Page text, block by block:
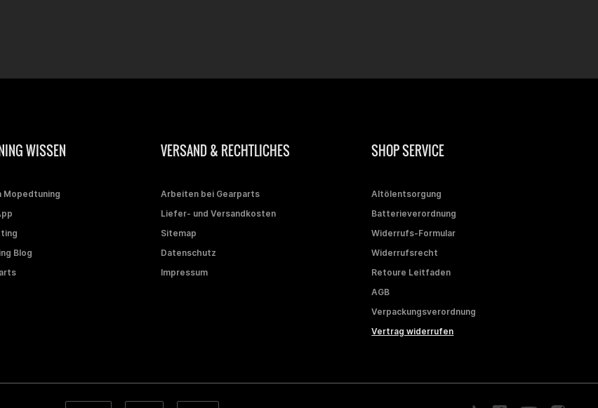
WISSEN
Mopedtuning
Blog
VERSAND & RECHTLICHES
Arbeiten bei Gearparts
Liefer- und Versandkosten
Sitemap
Datenschutz
Impressum
SHOP SERVICE
Altölentsorgung
Batterieverordnung
Widerrufs-Formular
Widerrufsrecht
Retoure Leitfaden
AGB
Verpackungsverordnung
Vertrag widerrufen